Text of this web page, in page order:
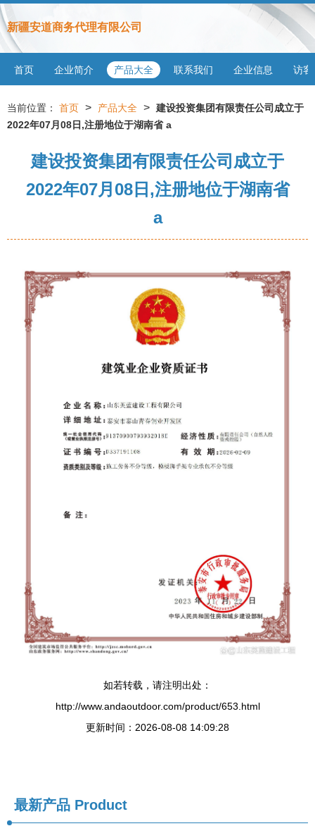
新疆安道商务代理有限公司
首页 企业简介 产品大全 联系我们 企业信息 访客
当前位置： 首页 > 产品大全 > 建设投资集团有限责任公司成立于
2022年07月08日,注册地位于湖南省 a
建设投资集团有限责任公司成立于
2022年07月08日,注册地位于湖南省
a
如若转载，请注明出处：
http://www.andaoutdoor.com/product/653.html
更新时间：2026-08-08 14:09:28
最新产品 Product